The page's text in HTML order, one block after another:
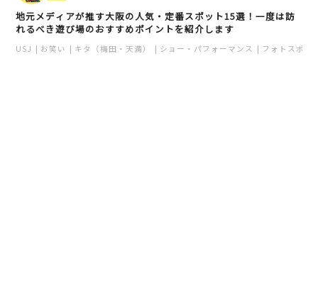
地元メディアが推す大阪の人気・定番スポット15選！一度は訪
れるべき遊び場のおすすめポイントを紹介します
USJ お笑い キタ（梅田・天満） ショー・パフォーマンス フォトスポッ